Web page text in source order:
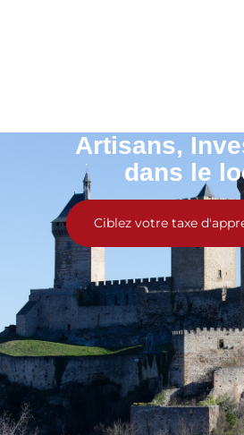
Artisans,
dans le
Ciblez votre taxe